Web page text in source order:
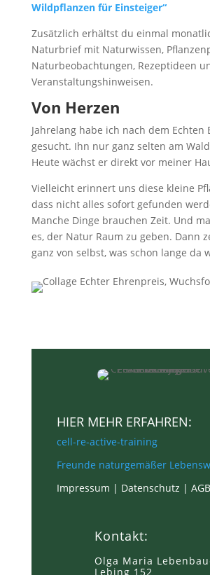
Wildpflanzen für Einsteiger“
Zusätzlich erhältst du einmal
Naturbrief mit Naturwissen,
Naturbeobachtungen, Rezeptideen
Veranstaltungshinweisen.
Von Herzen
Jahrelang habe ich nach dem Echten
gesucht. Ihn nur ganz selten am
Heute wächst er direkt vor meiner
Vielleicht erinnert uns diese kleine
dass nicht alles sofort gefunden
Manche Dinge brauchen Zeit. Und
es, der Natur Raum zu geben. Dann
ganz von selbst, was schon lange da
HIER MEHR ERFAHREN:
cell-re-active-training
Freunde naturgemäßer
Impressum | Datenschutz | AGB
Kontakt:
Olga Maria
Lebing 152